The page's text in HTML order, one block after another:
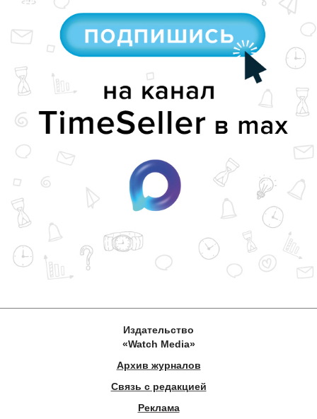
Издательство
«Watch Media»
Архив журналов
Связь с редакцией
Реклама